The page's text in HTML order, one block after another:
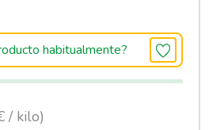
habitualmente?
/ kilo)